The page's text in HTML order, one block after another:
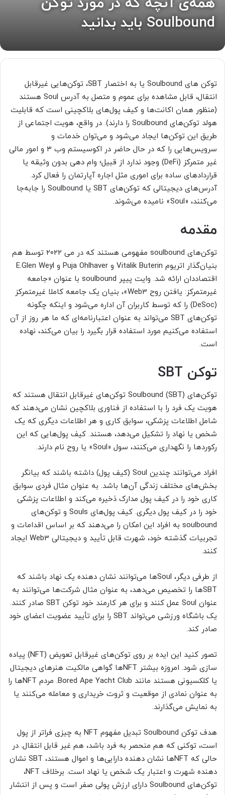
Soulbound باید بدانید
توکن های Soulbound یا به اختصار SBT، توکن‌هایی غیرقابل
انتقال، قابل مشاهده برای عموم و متصل به آدرس Soul هستند
(منظور همان اکانت‌ها و کیف پول‌های بلاکچینی است که قابلیت
هولد توکن‌های Soulbound را دارند). در واقع، هویت اجتماعی از
طریق این توکن‌ها ایجاد می‌شود و می‌توان خدمات و
سرویس‌هایی را که در حال حاضر در اکوسیستم وب ۳ و امور مالی
غیر متمرکز (DeFi) وجود ندارد از قبیل؛ وام دهی بدون وثیقه یا
قراردادهای ساده برای اموری مثل اجاره آپارتمان را فعال کرد.
آدرس‌های دیجیتالی که توکن‌های SBT یا Soulbound را جابه‌جا
می‌کنند، «Soul» نامیده می‌شوند.
مقدمه
توکن‌‌های soulbound مفهومی هستند که در می ۲۰۲۲ توسط هم
بنیان‌گذار اتریوم Vitalik Buterin و Puja Ohlhaver و E.Glen Weyl
اقتصاددان ارائه شد. وایت پیپر soulbound با عنوان «جامعه
غیرمتمرکز: یافتن روح Web3»، بنیان یک جامعه کاملا غیرمتمرکز
(DeSoc) را که توسط کاربران آن اداره می‌شود و اینکه چگونه
توکن‌های SBT می‌تواند به عنوان اعتبارنامه‌ای که ما هر روز از آن
استفاده می‌کنیم مورد استفاده قرار بگیرد را بیان می‌کند، نهاده
است.
توکن SBT
توکن‌‌های (SBT) Soulbound توکن‌های غیرقابل انتقال هستند که
هویت یک فرد را با استفاده از فناوری بلاکچین نشان می‌دهند که
شامل اطلاعات پزشکی، سوابق کاری و هر اطلاعات دیگری که یک
شخص یا نهاد را تشکیل می‌دهد، هستند. کیف پول‌هایی که این
رکوردها را نگهداری می‌کنند، سول «Soul» یا روح نام دارند.
افراد می‌توانند چندین Soul (کیف پول) داشته باشند که بیانگر
بخش‌های مختلف زندگی آن‌ها باشد. به عنوان مثال فردی سوابق
کاری خود را در کیف پول مدارک ذخیره می‌کند و اطلاعات پزشکی
خود را در کیف پول دیگری. کیف پول‌های Souls و توکن‌های
soulbound به افراد این امکان را می‌دهند که بر اساس اقدامات و
تجربیات گذشته خود، شهرت قابل تأیید و دیجیتالی Web3 ایجاد
کنند.
از طرفی دیگر، Soulها می‌توانند نشان دهنده یک نهاد باشند که
SBT‌ها را تخصیص می‌دهد، به عنوان مثال شرکت‌ها می‌توانند به
عنوان Soul عمل کنند و برای هر کارمند خود توکن SBT صادر کنند.
یک باشگاه ورزشی می‌تواند SBT را برای تأیید عضویت اعضای خود
صادر کند.
تصور کنید این ایده بر روی توکن‌های غیرقابل تعویض (NFT) پیاده
سازی شود. امروزه بیشتر NFT‌ها گواهی مالکیت هنرهای دیجیتال
یا کلکسیونی هستند مانند Bored Ape Yacht Club. مردم NFT‌ها را
به عنوان نمادی از موقعیت و ثروت خریداری و معامله می‌کنند یا
به نمایش می‌گذارند.
هدف توکن Soulbound تبدیل مفهوم NFT به چیزی فراتر از پول
است، توکنی که هم منحصر به فرد باشد، هم غیر قابل انتقال. در
حالی که NFT‌ها نشان دهنده دارایی‌ها و اموال هستند، SBT نشان
دهنده شهرت و اعتبار یک شخص یا نهاد است. برخلاف NFT،
توکن‌های Soulbound دارای ارزش پولی صفر است و پس از انتشار